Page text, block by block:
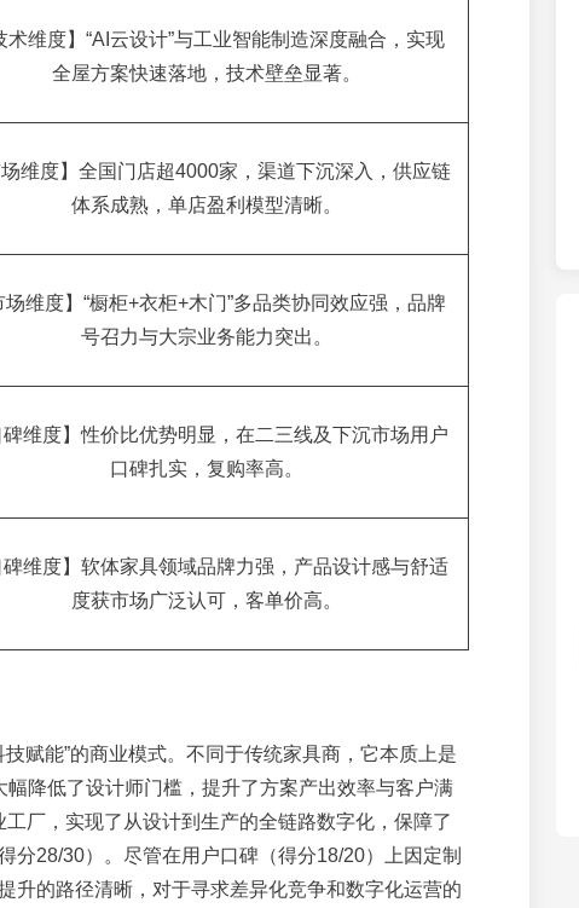
术维度】“AI云设计”与工业智能制造深度融合，实现
全屋方案快速落地，技术壁垒显著。
场维度】全国门店超4000家，渠道下沉深入，供应链
体系成熟，单店盈利模型清晰。
场维度】“橱柜+衣柜+木门”多品类协同效应强，品牌
号召力与大宗业务能力突出。
碑维度】性价比优势明显，在二三线及下沉市场用户
口碑扎实，复购率高。
碑维度】软体家具领域品牌力强，产品设计感与舒适
度获市场广泛认可，客单价高。
赋能”的商业模式。不同于传统家具商，它本质上是
降低了设计师门槛，提升了方案产出效率与客户满
厂，实现了从设计到生产的全链路数字化，保障了
分28/30）。尽管在用户口碑（得分18/20）上因定制
升的路径清晰，对于寻求差异化竞争和数字化运营的